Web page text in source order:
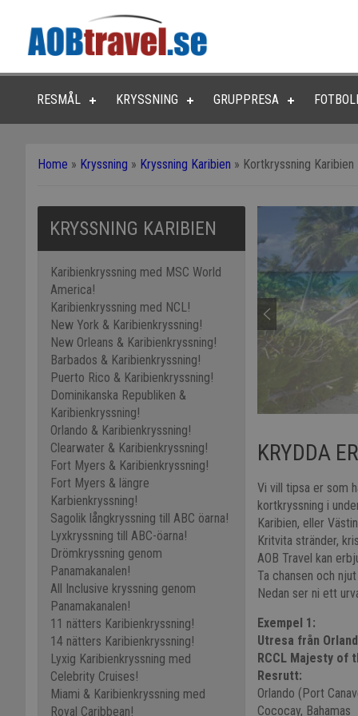
RESMÅL KRYSSNING GRUPPRESA
Home » Kryssning » Kryssning Karibien » Kortkryssning Karibien
KRYSSNING KARIBIEN
Karibienkryssning med MSC World
America!
Karibienkryssning med NCL!
New York & Karibienkryssning!
New Orleans & Karibienkryssning!
Barbados & Karibienkryssning!
Puerto Rico & Karibienkryssning!
Dominikanska Republiken &
Karibienkryssning!
Orlando & Karibienkryssning!
Clearwater & Karibienkryssning!
Fort Myers & Karibienkryssning!
Fort Myers & längre
Karbienkryssning!
Sagolik långkryssning till ABC öarna!
Lyxkryssning till ABC-öarna!
Drömkryssning genom
Panamakanalen!
All Inclusive kryssning genom
Panamakanalen!
11 nätters Karibienkryssning!
14 nätters Karibienkryssning!
Lyxig Karibienkryssning med
Celebrity Cruises!
Miami & Karibienkryssning med
Royal Caribbean!
KRYDDA
Vi vill tipsa er som
kortkryssning i
Karibien, eller
Kritvita stränder,
AOB Travel kan
Ta chansen och
Nedan ser ni ett
Exempel 1:
Utresa från
RCCL Majesty of
Resrutt:
Orlando (Port
Cococay, Bahamas